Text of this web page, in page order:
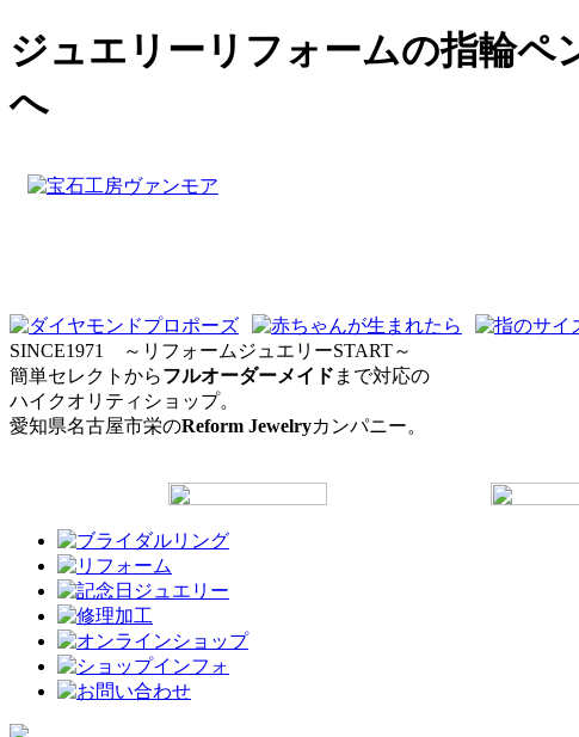
ジュエリーリフォームの指輪ペ
へ
SINCE1971 ～リフォームジュエリーSTART～
簡単セレクトからフルオーダーメイド まで対応の
ハイクオリティショップ。
愛知県名古屋市栄のReform Jewelryカンパニー。